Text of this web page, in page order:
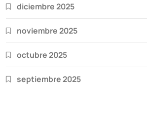
diciembre 2025
noviembre 2025
octubre 2025
septiembre 2025